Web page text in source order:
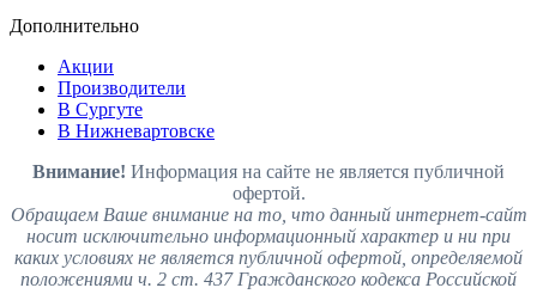
Дополнительно
Акции
Производители
В Сургуте
В Нижневартовске
Внимание! Информация на сайте не является публичной
офертой.
Обращаем Ваше внимание на то, что данный интернет-сайт
носит исключительно информационный характер и ни при
каких условиях не является публичной офертой, определяемой
положениями ч. 2 ст. 437 Гражданского кодекса Российской